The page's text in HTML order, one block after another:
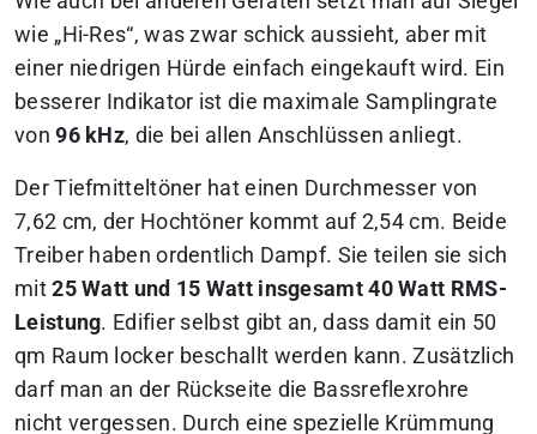
wie „Hi-Res“, was zwar schick aussieht, aber mit
einer niedrigen Hürde einfach eingekauft wird. Ein
besserer Indikator ist die maximale Samplingrate
von96 kHz, die bei allen Anschlüssen anliegt.
Der Tiefmitteltöner hat einen Durchmesser von
7,62 cm, der Hochtöner kommt auf 2,54 cm. Beide
Treiber haben ordentlich Dampf. Sie teilen sie sich
mit25 Watt und 15 Watt insgesamt 40 Watt RMS-
Leistung. Edifier selbst gibt an, dass damit ein 50
qm Raum locker beschallt werden kann. Zusätzlich
darf man an der Rückseite die Bassreflexrohre
nicht vergessen. Durch eine spezielle Krümmung